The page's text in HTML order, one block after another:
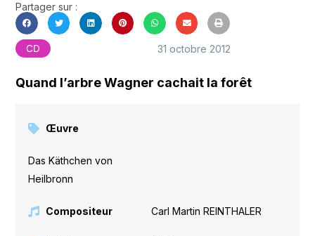
Partager sur :
CD 31 octobre 2012
Quand l’arbre Wagner cachait la forêt
Œuvre
Das Käthchen von
Heilbronn
Compositeur Carl Martin REINTHALER